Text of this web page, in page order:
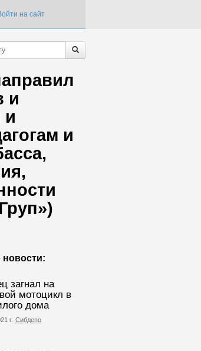
на сайт
и
и
и
новости:
загнал на
мотоцикл в
дома
г. Сибдепо